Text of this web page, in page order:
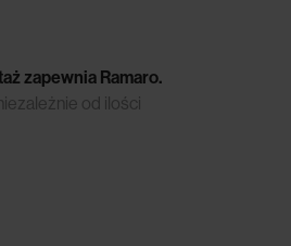
zapewnia Ramaro.
od ilości